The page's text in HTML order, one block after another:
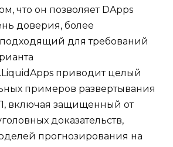
что он позволяет DApps
доверия, более
для требований
приводит целый
примеров развертывания
включая защищенный от
доказательств,
прогнозирования на